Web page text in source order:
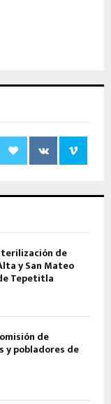
de
y San Mateo
Tepetitla
de
y pobladores de